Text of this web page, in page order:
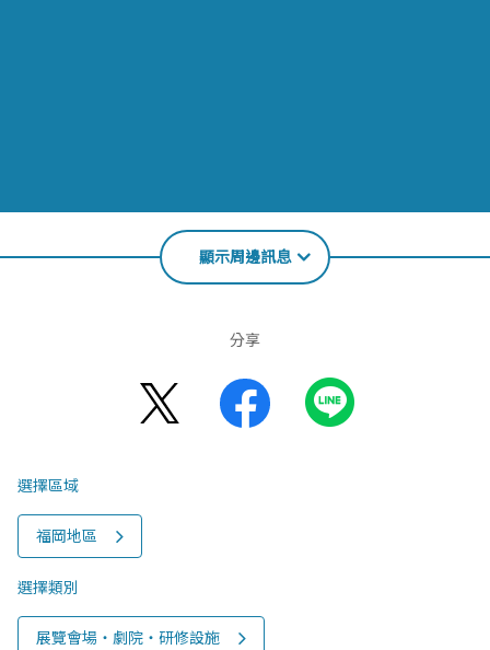
顯示周邊訊息
分享
選擇區域
福岡地區
選擇類別
展覽會場‧劇院‧研修設施